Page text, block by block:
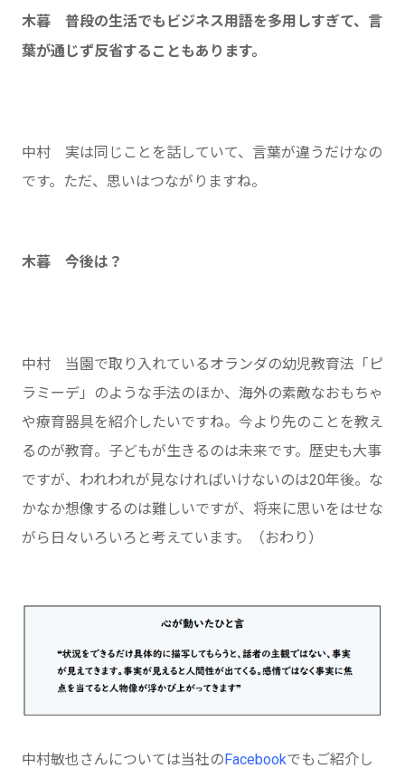
木暮 普段の生活でもビジネス用語を多用しすぎて、言
葉が通じず反省することもあります。
中村 実は同じことを話していて、言葉が違うだけなの
です。ただ、思いはつながりますね。
木暮 今後は？
中村 当園で取り入れているオランダの幼児教育法「ピ
ラミーデ」のような手法のほか、海外の素敵なおもちゃ
や療育器具を紹介したいですね。今より先のことを教え
るのが教育。子どもが生きるのは未来です。歴史も大事
ですが、われわれが見なければいけないのは20年後。な
かなか想像するのは難しいですが、将来に思いをはせな
がら日々いろいろと考えています。（おわり）
中村敏也さんについては当社のFacebookでもご紹介し